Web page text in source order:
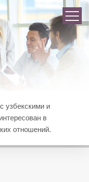
узбекскими и
в
отношений.